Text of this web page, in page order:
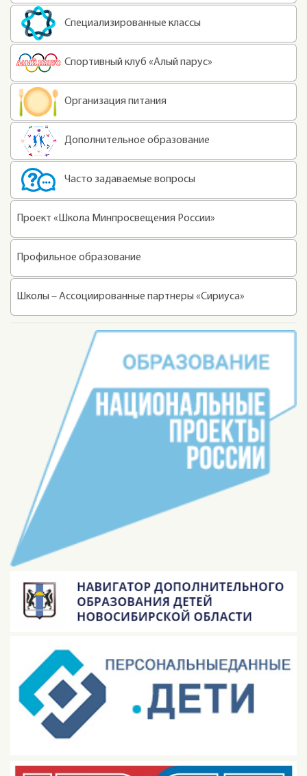
Специализированные классы
Спортивный клуб «Алый парус»
Организация питания
Дополнительное образование
Часто задаваемые вопросы
Проект «Школа Минпросвещения России»
Профильное образование
Школы – Ассоциированные партнеры «Сириуса»